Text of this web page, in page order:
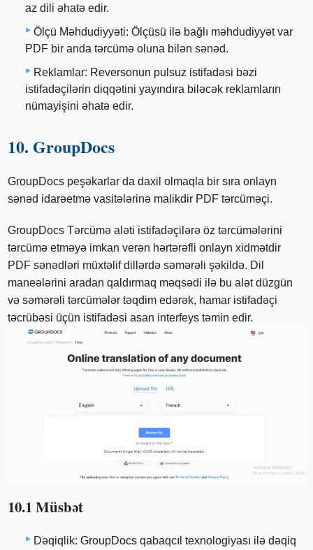
az dili əhatə edir.
Ölçü Məhdudiyyəti: Ölçüsü ilə bağlı məhdudiyyət var
PDF bir anda tərcümə oluna bilən sənəd.
Reklamlar: Reversonun pulsuz istifadəsi bəzi
istifadəçilərin diqqətini yayındıra biləcək reklamların
nümayişini əhatə edir.
10. GroupDocs
GroupDocs peşəkarlar da daxil olmaqla bir sıra onlayn
sənəd idarəetmə vasitələrinə malikdir PDF tərcüməçi.
GroupDocs Tərcümə aləti istifadəçilərə öz tərcümələrini
tərcümə etməyə imkan verən hərtərəfli onlayn xidmətdir
PDF sənədləri müxtəlif dillərdə səmərəli şəkildə. Dil
maneələrini aradan qaldırmaq məqsədi ilə bu alət düzgün
və səmərəli tərcümələr təqdim edərək, hamar istifadəçi
təcrübəsi üçün istifadəsi asan interfeys təmin edir.
10.1 Müsbət
Dəqiqlik: GroupDocs qabaqcıl texnologiyası ilə dəqiq